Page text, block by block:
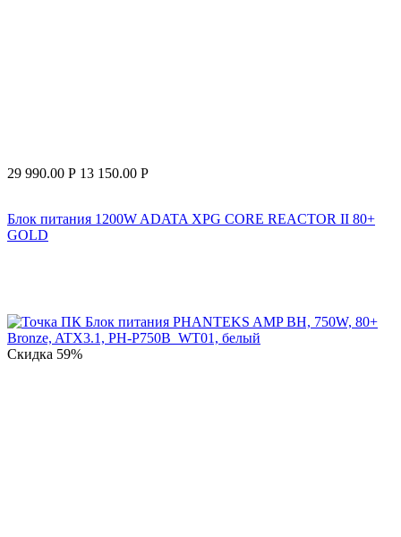
29 990.00 Р 13 150.00 Р
Блок питания 1200W ADATA XPG CORE REACTOR II 80+
GOLD
Скидка 59%